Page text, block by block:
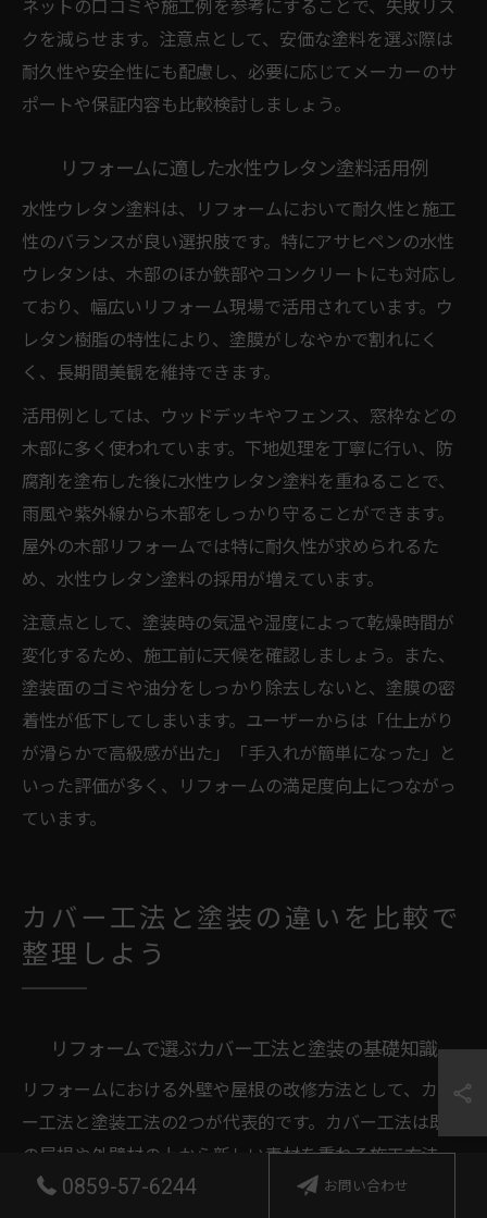
ネットの口コミや施工例を参考にすることで、失敗リス
クを減らせます。注意点として、安価な塗料を選ぶ際は
耐久性や安全性にも配慮し、必要に応じてメーカーのサ
ポートや保証内容も比較検討しましょう。
リフォームに適した水性ウレタン塗料活用例
水性ウレタン塗料は、リフォームにおいて耐久性と施工
性のバランスが良い選択肢です。特にアサヒペンの水性
ウレタンは、木部のほか鉄部やコンクリートにも対応し
ており、幅広いリフォーム現場で活用されています。ウ
レタン樹脂の特性により、塗膜がしなやかで割れにく
く、長期間美観を維持できます。
活用例としては、ウッドデッキやフェンス、窓枠などの
木部に多く使われています。下地処理を丁寧に行い、防
腐剤を塗布した後に水性ウレタン塗料を重ねることで、
雨風や紫外線から木部をしっかり守ることができます。
屋外の木部リフォームでは特に耐久性が求められるた
め、水性ウレタン塗料の採用が増えています。
注意点として、塗装時の気温や湿度によって乾燥時間が
変化するため、施工前に天候を確認しましょう。また、
塗装面のゴミや油分をしっかり除去しないと、塗膜の密
着性が低下してしまいます。ユーザーからは「仕上がり
が滑らかで高級感が出た」「手入れが簡単になった」と
いった評価が多く、リフォームの満足度向上につながっ
ています。
カバー工法と塗装の違いを比較で
整理しよう
リフォームで選ぶカバー工法と塗装の基礎知識
リフォームにおける外壁や屋根の改修方法として、カバ
ー工法と塗装工法の2つが代表的です。カバー工法は既存
の屋根や外壁材の上から新しい素材を重ねる施工方法
で、下地の劣化が進んでいる場合や断熱・防音性能の向
0859-57-6244 お問い合わせ